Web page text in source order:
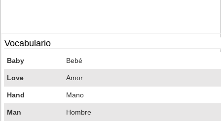
Vocabulario
Baby Bebé
Love Amor
Hand Mano
Man Hombre